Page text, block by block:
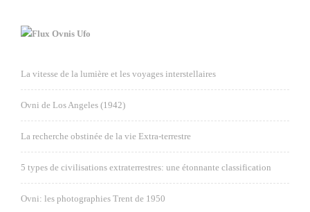
Ovnis Ufo
La vitesse de la lumière et les voyages interstellaires
Ovni de Los Angeles (1942)
La recherche obstinée de la vie Extra-terrestre
5 types de civilisations extraterrestres: une étonnante classification
Ovni: les photographies Trent de 1950